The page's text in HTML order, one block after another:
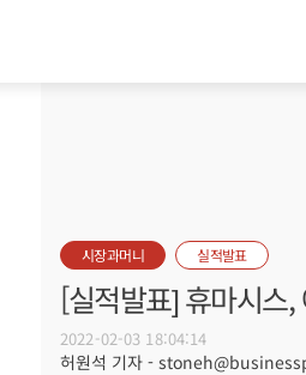
시장과머니 실적발표
[실적발표] 휴마시스
2022-02-03 18:04:14
허원석 기자 -